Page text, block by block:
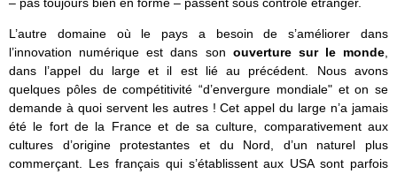
L’autre domaine où le pays a besoin de s’améliorer dans
l’innovation numérique est dans son ouverture sur le monde,
dans l’appel du large et il est lié au précédent. Nous avons
quelques pôles de compétitivité “d’envergure mondiale" et on se
demande à quoi servent les autres ! Cet appel du large n’a jamais
été le fort de la France et de sa culture, comparativement aux
cultures d’origine protestantes et du Nord, d’un naturel plus
commerçant. Les français qui s’établissent aux USA sont parfois